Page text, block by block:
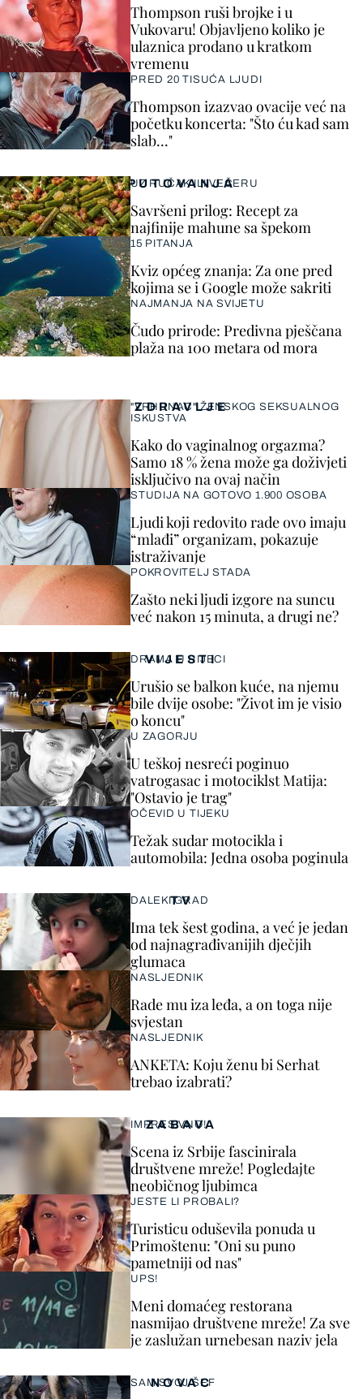
VIJESTI
DRAMA U RIJECI
Urušio se balkon kuće, na njemu
bile dvije osobe: "Život im je visio
o koncu"
U ZAGORJU
U teškoj nesreći poginuo
vatrogasac i motociklst Matija:
"Ostavio je trag"
OČEVID U TIJEKU
Težak sudar motocikla i
automobila: Jedna osoba poginula
Thompson ruši brojke i u
Vukovaru! Objavljeno koliko je
ulaznica prodano u kratkom
vremenu
PRED 20 TISUĆA LJUDI
Thompson izazvao ovacije već na
početku koncerta: "Što ću kad sam
slab..."
ZDRAVLJE
"VRHUNAC" ŽENSKOG SEKSUALNOG
ISKUSTVA
Kako do vaginalnog orgazma?
Samo 18 % žena može ga doživjeti
isključivo na ovaj način
STUDIJA NA GOTOVO 1.900 OSOBA
Ljudi koji redovito rade ovo imaju
“mlađi” organizam, pokazuje
istraživanje
POKROVITELJ STADA
Zašto neki ljudi izgore na suncu
već nakon 15 minuta, a drugi ne?
ZABAVA
IMPRESIVNO!
Scena iz Srbije fascinirala
društvene mreže! Pogledajte
neobičnog ljubimca
JESTE LI PROBALI?
Turisticu oduševila ponuda u
Primoštenu: "Oni su puno
pametniji od nas"
UPS!
Meni domaćeg restorana
nasmijao društvene mreže! Za sve
je zaslužan urnebesan naziv jela
TV
DALEKI GRAD
Ima tek šest godina, a već je jedan
od najnagrađivanijih dječjih
glumaca
NASLJEDNIK
Rade mu iza leđa, a on toga nije
svjestan
NASLJEDNIK
ANKETA: Koju ženu bi Serhat
trebao izabrati?
PUTOVANJA
UZ RUČAK ILI VEČERU
Savršeni prilog: Recept za
najfinije mahune sa špekom
15 PITANJA
Kviz općeg znanja: Za one pred
kojima se i Google može sakriti
NAJMANJA NA SVIJETU
Čudo prirode: Predivna pješčana
plaža na 100 metara od mora
NOVAC
SAM SVOJ ŠEF